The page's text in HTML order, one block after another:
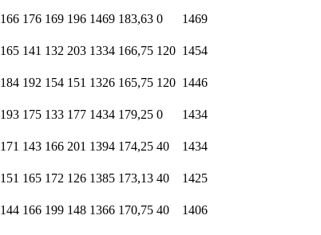
166 176 169 196 1469 183,63 0 1469
165 141 132 203 1334 166,75 120 1454
184 192 154 151 1326 165,75 120 1446
193 175 133 177 1434 179,25 0 1434
171 143 166 201 1394 174,25 40 1434
151 165 172 126 1385 173,13 40 1425
144 166 199 148 1366 170,75 40 1406